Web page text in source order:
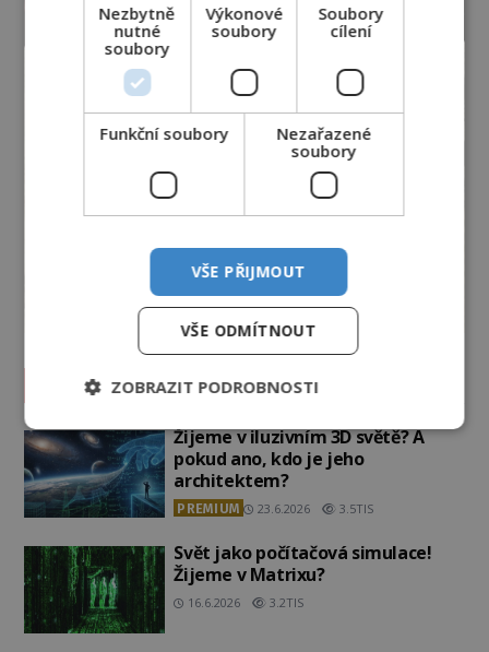
Vesmír a technologie
Žijeme v iluzivním 3D světě? A
pokud ano, kdo je jeho
architektem?
PREMIUM 23.6.2026 3.5TIS
Svět jako počítačová simulace!
Žijeme v Matrixu?
16.6.2026 3.2TIS
Nezbytně
nutné
soubory
Výkonové
soubory
Soubory
cílení
Funkční soubory
Nezařazené
soubory
VŠE PŘIJMOUT
VŠE ODMÍTNOUT
ZOBRAZIT PODROBNOSTI